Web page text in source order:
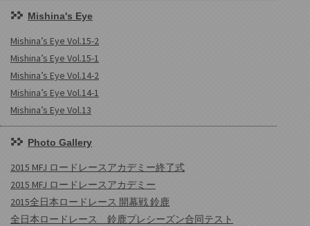
Mishina's Eye
Mishina’s Eye Vol.15-2
Mishina’s Eye Vol.15-1
Mishina’s Eye Vol.14-2
Mishina’s Eye Vol.14-1
Mishina’s Eye Vol.13
Photo Gallery
2015 MFJ ロードレースアカデミー終了式
2015 MFJ ロードレースアカデミー
2015全日本ロードレース 開幕戦 鈴鹿
全日本ロードレース 鈴鹿プレシーズン合同テスト